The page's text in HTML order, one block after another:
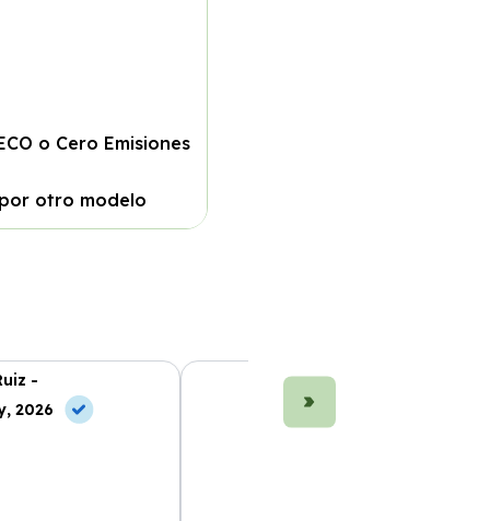
o Cero Emisiones
otro modelo
-
2026
Marta Fernández -
10 Jul, 2026